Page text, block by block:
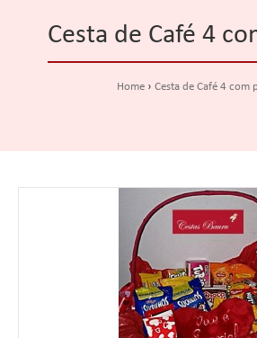
Cesta de Café 4
Home Cesta de Café 4 com